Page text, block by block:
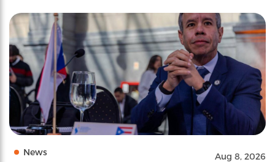
News Aug 8, 2026